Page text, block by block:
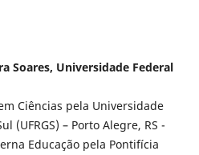
Soares, Universidade Federal
Ciências pela Universidade
(UFRGS) – Porto Alegre, RS -
Educação pela Pontifícia